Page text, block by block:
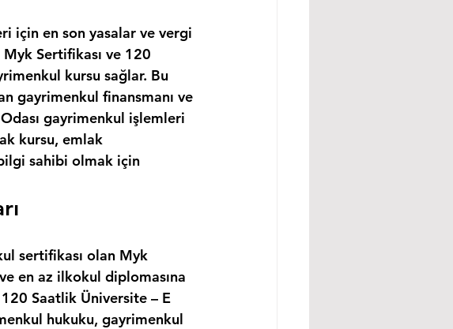
için en son yasalar ve vergi
Sertifikası ve 120
kursu sağlar. Bu
gayrimenkul finansmanı ve
gayrimenkul işlemleri
kursu, emlak
sahibi olmak için
sertifikası olan Myk
en az ilkokul diplomasına
Saatlik Üniversite – E
hukuku, gayrimenkul